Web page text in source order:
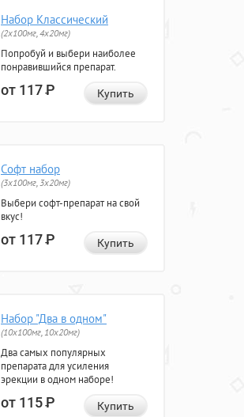
Набор Классический
(2x100мг, 4x20мг)
Попробуй и выбери наиболее
понравившийся препарат.
от 117Р Купить
Софт набор
(3x100мг, 3x20мг)
Выбери софт-препарат на свой
вкус!
от 117Р Купить
Набор "Два в одном"
(10x100мг, 10x20мг)
Два самых популярных
препарата для усиления
эрекции в одном наборе!
от 115Р Купить